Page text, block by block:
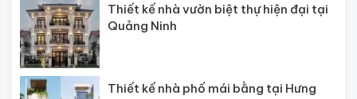
Thiết kế nhà vườn biệt thự hiện đại tại
Quảng Ninh
Thiết kế nhà phố mái bằng tại Hưng